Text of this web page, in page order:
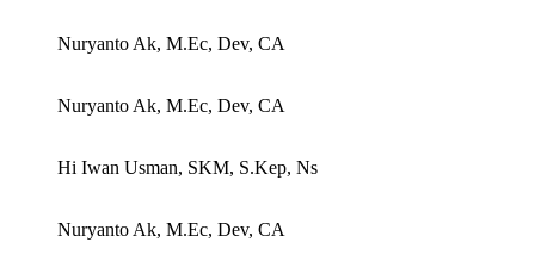
Nuryanto Ak, M.Ec, Dev, CA
Nuryanto Ak, M.Ec, Dev, CA
Hi Iwan Usman, SKM, S.Kep, Ns
Nuryanto Ak, M.Ec, Dev, CA